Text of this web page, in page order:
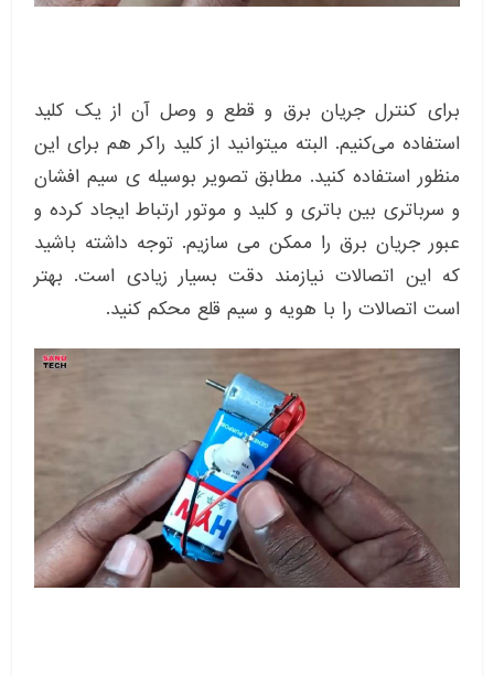
برای کنترل جریان برق و قطع و وصل آن از یک کلید
استفاده می‌کنیم. البته میتوانید از کلید راکر هم برای این
منظور استفاده کنید. مطابق تصویر بوسیله ی سیم افشان
و سرباتری بین باتری و کلید و موتور ارتباط ایجاد کرده و
عبور جریان برق را ممکن می سازیم. توجه داشته باشید
که این اتصالات نیازمند دقت بسیار زیادی است. بهتر
است اتصالات را با هویه و سیم قلع محکم کنید.